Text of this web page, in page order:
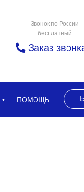
Звонок по России
бесплатный
Заказ
ПОМОЩЬ